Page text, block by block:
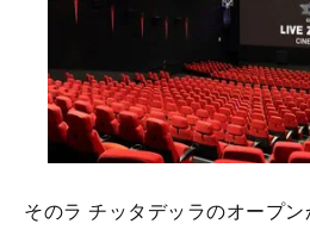
そのラ チッタデッラのオープ